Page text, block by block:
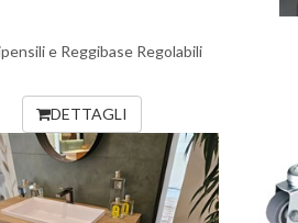
e Reggibase Regolabili
DETTAGLI